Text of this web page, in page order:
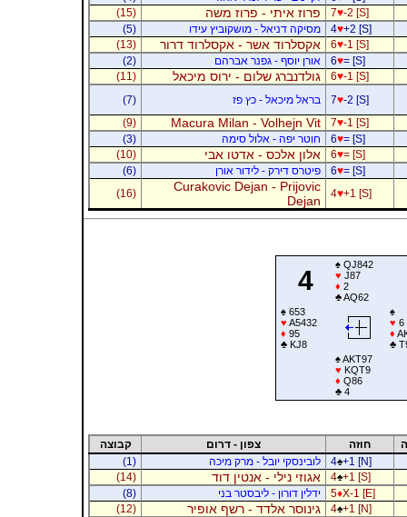
7♥-2 [S] פרוז איתי - פרוז משה
(15)
4♥+2 [S] מסיקה דניאל - מושקוביץ עידו
(5)
6♥-1 [S] אקסלרוד אשר - אקסלרוד דרור
(13)
6♥= [S] אורן יוסף - גפנר אברהם
(2)
6♥-1 [S] גולדנברג שלום - ירוס מיכאל
(11)
7♥-2 [S] בראל מיכאל - כץ פז
(7)
7♥-1 [S]
Macura Milan - Volhejn Vit
(9)
6♥= [S] חוטר יפה - אלול סימה
(3)
6♥= [S] אלון אלכס - אדטו אבי
(10)
6♥= [S] פיטרס דירק - לידור אורן
(6)
4♥+1 [S]
Curakovic Dejan - Prijovic
Dejan
(16)
4
♠QJ842
♥ J87
♦ 2
♣AQ62
♠653
♥ A5432
♦ 95
♣KJ8
♠
♥ 6
♦
♣
♠AKT97
♥ KQT9
♦ Q86
♣4
חוזה צפון - דרום
קבוצה
4♠+1 [N] לובינסקי יובל - מרק מיכה
(1)
4♠+1 [S] אגוזי נילי - אנטין דוד
(14)
5♦X-1 [E] ידלין דורון - ליבסטר בני
(8)
4♠+1 [N] גינוסר אלדד - רשף אופיר
(12)